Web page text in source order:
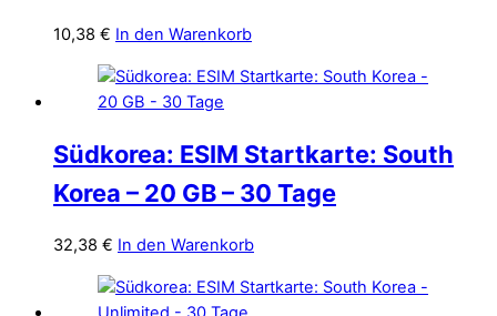
10,38 € In den Warenkorb
Südkorea: ESIM Startkarte: South
Korea – 20 GB – 30 Tage
32,38 € In den Warenkorb